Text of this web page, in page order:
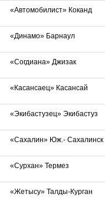
«Автомобилист» Коканд
«Динамо» Барнаул
«Согдиана» Джизак
«Касансаец» Касансай
«Экибастузец» Экибастуз
«Сахалин» Юж.- Сахалинск
«Сурхан» Термез
«Жетысу» Талды-Курган